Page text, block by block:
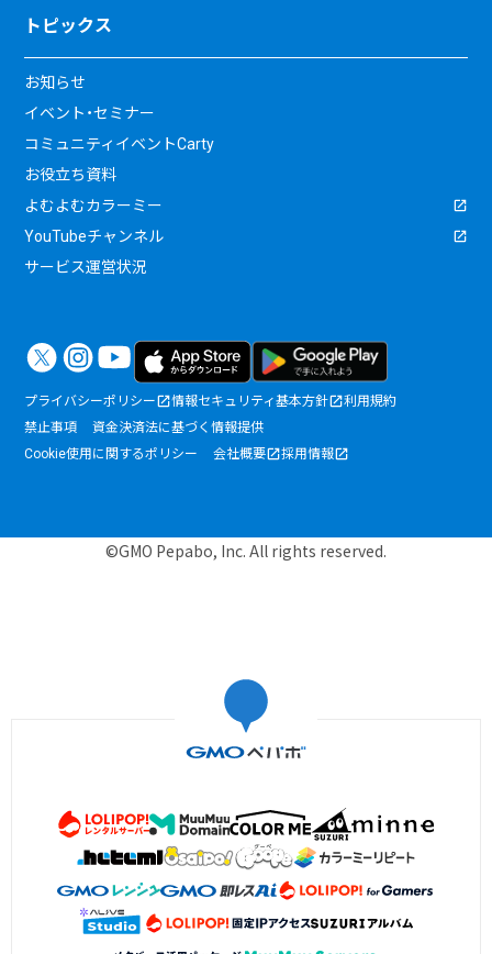
トピックス
お知らせ
イベント・セミナー
コミュニティイベントCarty
お役立ち資料
よむよむカラーミー
YouTubeチャンネル
サービス運営状況
プライバシーポリシー 情報セキュリティ基本方針
利用規約
禁止事項
資金決済法に基づく情報提供
Cookie使用に関するポリシー
会社概要 採用情報
©GMO Pepabo, Inc. All rights reserved.